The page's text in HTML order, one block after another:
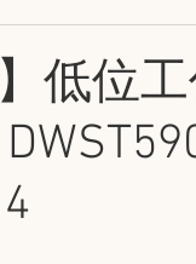
低位